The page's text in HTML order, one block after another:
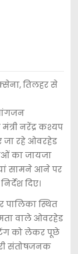
तिलहर से
नरेंद्र कश्यप
रहे ओवरहेड
का जायजा
सामने आने पर
दिए।
पालिका स्थित
वाले ओवरहेड
को लेकर पूछे
संतोषजनक